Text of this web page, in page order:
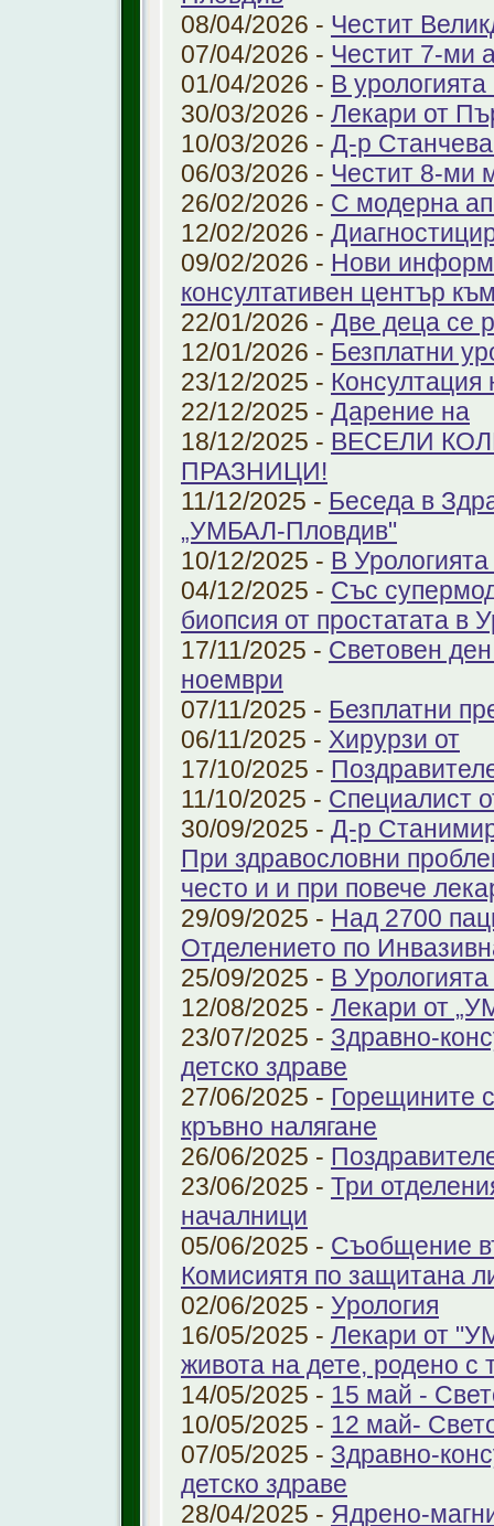
08/04/2026 - Честит
07/04/2026 - Честит 7-ми
01/04/2026 - В урологията
30/03/2026 - Лекари от
10/03/2026 - Д-р
06/03/2026 - Честит 8-ми
26/02/2026 - С модерна
12/02/2026 -
09/02/2026 - Нови
консултативен център
22/01/2026 - Две деца се
12/01/2026 - Безплатни
23/12/2025 - Консултация
22/12/2025 - Дарение на
18/12/2025 - ВЕСЕЛИ
ПРАЗНИЦИ!
11/12/2025 - Беседа в
„УМБАЛ-Пловдив"
10/12/2025 - В
04/12/2025 - Със
биопсия от простатата в
17/11/2025 - Световен
ноември
07/11/2025 - Безплатни
06/11/2025 - Хирурзи от
17/10/2025 -
11/10/2025 - Специалист
30/09/2025 - Д-р
При здравословни
често и и при повече
29/09/2025 - Над 2700
Отделението по
25/09/2025 - В
12/08/2025 - Лекари от
23/07/2025 - Здравно-
детско здраве
27/06/2025 - Горещините
кръвно налягане
26/06/2025 -
23/06/2025 - Три
началници
05/06/2025 - Съобщение
Комисиятя по защитана
02/06/2025 - Урология
16/05/2025 - Лекари от
живота на дете, родено с
14/05/2025 - 15 май -
10/05/2025 - 12 май-
07/05/2025 - Здравно-
детско здраве
28/04/2025 - Ядрено-